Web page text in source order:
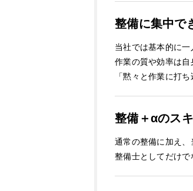
整備に集中で
当社では基本的に一
作業の質や効率は自
「黙々と作業に打
整備＋αのス
通常の整備に加え、
整備士としてだけで